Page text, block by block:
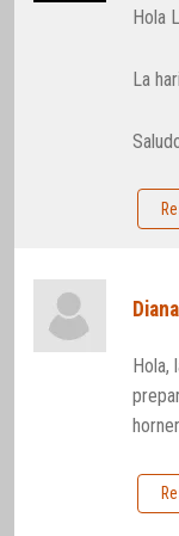
Hola
La
Diana
Hola,